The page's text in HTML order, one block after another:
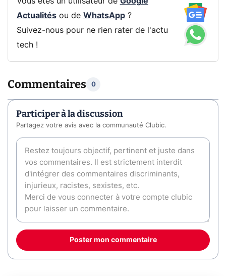
Actualitésou de WhatsApp?
Suivez-nous pour ne rien rater de l'actu
tech !
Commentaires 0
Participer à la discussion
Partagez votre avis avec la communauté Clubic.
Poster mon commentaire